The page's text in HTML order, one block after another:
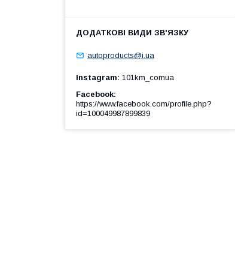
autoproducts@i.ua
Instagram 101km_comua
Facebook
https://www.facebook.com/profile.php?
id=100049987899839